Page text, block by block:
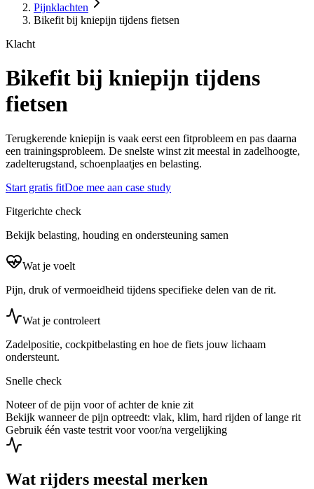
Pijnklachten
Bikefit bij kniepijn tijdens fietsen
Klacht
Bikefit bij kniepijn tijdens
fietsen
Terugkerende kniepijn is vaak eerst een fitprobleem en pas daarna
een trainingsprobleem. De snelste winst zit meestal in zadelhoogte,
zadelterugstand, schoenplaatjes en belasting.
Start gratis fitDoe mee aan case study
Fitgerichte check
Bekijk belasting, houding en ondersteuning samen
Wat je voelt
Pijn, druk of vermoeidheid tijdens specifieke delen van de rit.
Wat je controleert
Zadelpositie, cockpitbelasting en hoe de fiets jouw lichaam
ondersteunt.
Snelle check
Noteer of de pijn voor of achter de knie zit
Bekijk wanneer de pijn optreedt: vlak, klim, hard rijden of lange rit
Gebruik één vaste testrit voor voor/na vergelijking
Wat rijders meestal merken